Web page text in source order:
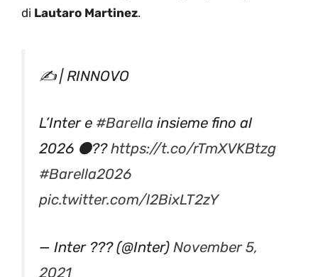
di Lautaro Martinez.
✍️ | RINNOVO
L’Inter e #Barella insieme fino al
2026 ⚫?? https://t.co/rTmXVKBtzg
#Barella2026
pic.twitter.com/l2BixLT2zY
— Inter ??? (@Inter) November 5,
2021